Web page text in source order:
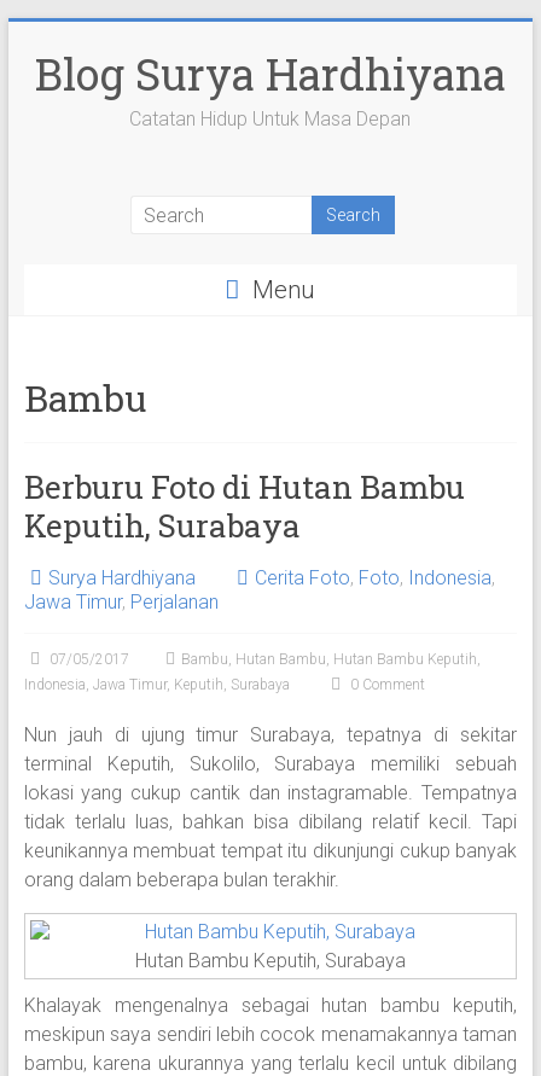
content
Blog Surya Hardhiyana
Catatan Hidup Untuk Masa Depan
suryahardhiyana’s
suryahardhiyana’s
suryahardhiyana’s
suryahardhiyana’s
suryahardhiyana’s
profile
Menu
Bambu
Berburu Foto di Hutan Bambu
Keputih, Surabaya
Surya Hardhiyana Cerita Foto, Foto, Indonesia,
Jawa Timur, Perjalanan
07/05/2017 Bambu, Hutan Bambu, Hutan Bambu Keputih,
Indonesia, Jawa Timur, Keputih, Surabaya 0 Comment
Nun jauh di ujung timur Surabaya, tepatnya di sekitar
terminal Keputih, Sukolilo, Surabaya memiliki sebuah
lokasi yang cukup cantik dan instagramable. Tempatnya
tidak terlalu luas, bahkan bisa dibilang relatif kecil. Tapi
keunikannya membuat tempat itu dikunjungi cukup banyak
orang dalam beberapa bulan terakhir.
Hutan Bambu Keputih, Surabaya
Khalayak mengenalnya sebagai hutan bambu keputih,
meskipun saya sendiri lebih cocok menamakannya taman
bambu, karena ukurannya yang terlalu kecil untuk dibilang